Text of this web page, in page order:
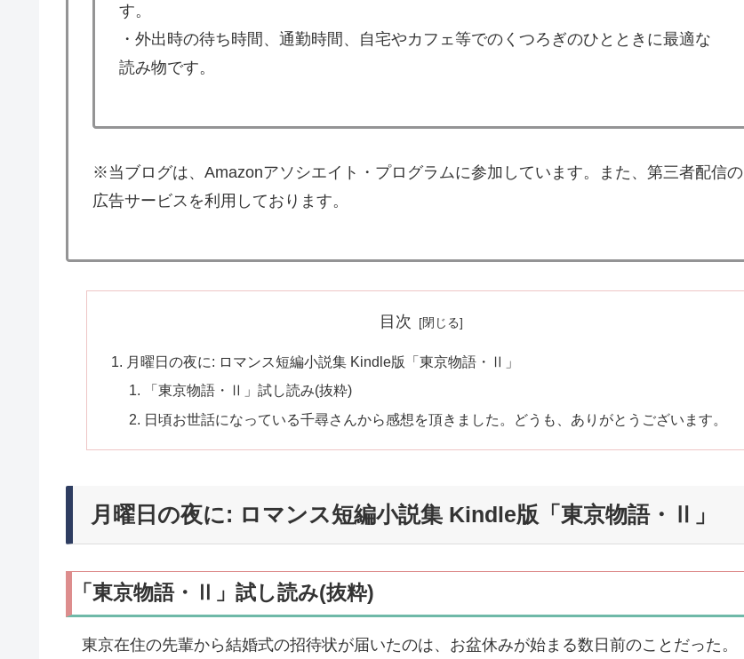
す。
・外出時の待ち時間、通勤時間、自宅やカフェ等でのくつろぎのひとときに最適な
読み物です。
※当ブログは、Amazonアソシエイト・プログラムに参加しています。また、第三者配信の
広告サービスを利用しております。
目次
月曜日の夜に: ロマンス短編小説集 Kindle版「東京物語・Ⅱ」
「東京物語・Ⅱ」試し読み(抜粋)
日頃お世話になっている千尋さんから感想を頂きました。どうも、ありがとうございます。
月曜日の夜に: ロマンス短編小説集 Kindle版「東京物語・Ⅱ」
「東京物語・Ⅱ」試し読み(抜粋)
東京在住の先輩から結婚式の招待状が届いたのは、お盆休みが始まる数日前のことだった。